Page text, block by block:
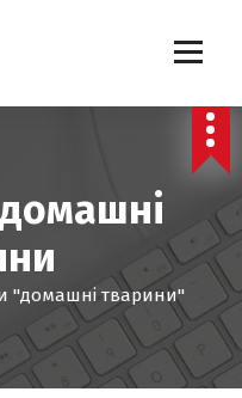
"домашні тварини"